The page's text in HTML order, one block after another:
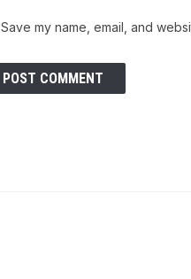
Save my name, email, and